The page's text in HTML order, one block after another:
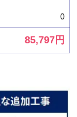
0
85,797円